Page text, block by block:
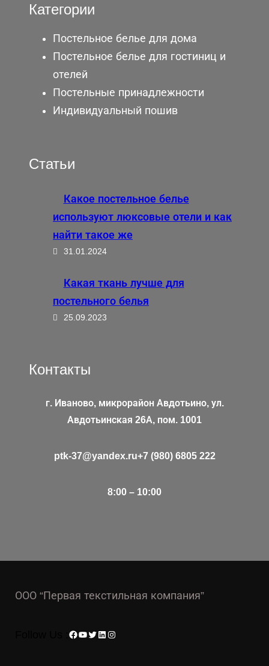
Категории
Постельное белье для дома
Постельное белье для гостиниц и
отелей
Постельные принадлежности
Индивидуальный пошив
Статьи
Какое постельное белье
используют люксовые отели и как
найти такое же
31.01.2024
Какая ткань лучше для
постельного белья
25.09.2023
Контакты
г. Иваново, микрорайон Авдотьино, ул.
Авдотьинская 26А, пом. 1001
ptk-37@yandex.ru+7 (980) 6805 222
8:00 – 10:00
ООО “Первая текстильная компания”
Facebook
YouTube
Twitter
LinkedIn
Instagram